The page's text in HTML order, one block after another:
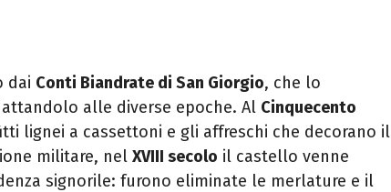
dai Conti Biandrate di San Giorgio, che lo
alle diverse epoche. Al Cinquecento
lignei a cassettoni e gli affreschi che decorano il
militare, nel XVIII secolo il castello venne
signorile: furono eliminate le merlature e il